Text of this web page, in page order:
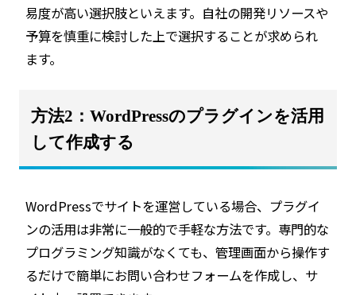
易度が高い選択肢といえます。自社の開発リソースや
予算を慎重に検討した上で選択することが求められ
ます。
方法2：WordPressのプラグインを活用
して作成する
WordPressでサイトを運営している場合、プラグイ
ンの活用は非常に一般的で手軽な方法です。専門的な
プログラミング知識がなくても、管理画面から操作す
るだけで簡単にお問い合わせフォームを作成し、サ